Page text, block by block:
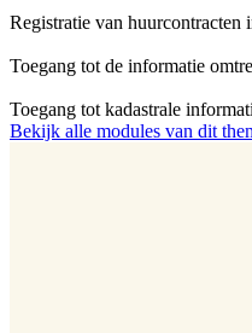
Registratie van huurcontracten
Toegang tot de informatie
Toegang tot kadastrale
Bekijk alle modules van dit